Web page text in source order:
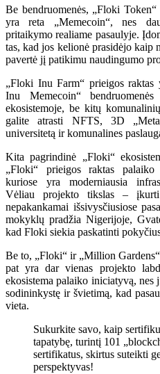
Be bendruomenės, „Floki
yra reta „Memecoin“, nes
pritaikymo realiame pasaulyje.
tas, kad jos kelionė prasidėjo kaip
pavertė jį patikimu naudingumo
„Floki Inu Farm“ prieigos
Inu Memecoin“
ekosistemoje, be kitų
galite atrasti NFTS, 3D
universitetą ir komunalines
Kita pagrindinė „Floki“
„Floki“ prieigos raktas
kuriose yra moderniausia
Vėliau projekto tikslas – įkurti
nepakankamai išsivysčiusiose
mokyklų pradžia Nigerijoje,
kad Floki siekia paskatinti
Be to, „Floki“ ir „Million
pat yra dar vienas projekto
ekosistema palaiko iniciatyvą, nes
sodininkystę ir švietimą, kad
vieta.
Sukurkite savo, kaip
tapatybę, turintį 101
sertifikatus, skirtus suteikti
perspektyvas!